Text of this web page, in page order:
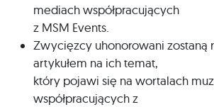
mediach współpracujących
z MSM Events.
Zwycięzcy uhonorowani zostaną
artykułem na ich temat,
który pojawi się na wortalach
współpracujących z